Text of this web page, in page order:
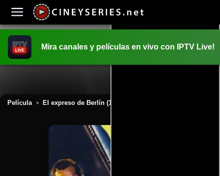
Mira canales y películas en vivo con IPTV Live!
Película > El expreso de Berlín (1948)